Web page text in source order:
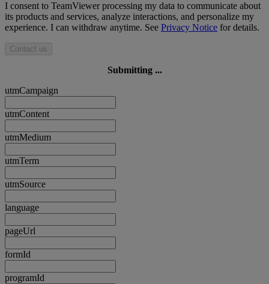
I consent to TeamViewer processing my data to communicate about
its products and services, analyze interactions, and personalize my
experience. I can withdraw anytime. See Privacy Notice for details.
Contact us
Submitting ...
utmCampaign
utmContent
utmMedium
utmTerm
utmSource
language
pageUrl
formId
programId